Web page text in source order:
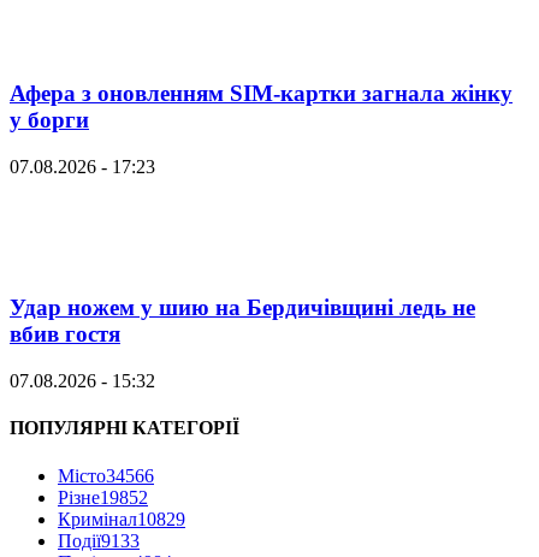
Афера з оновленням SIM-картки загнала жінку
у борги
07.08.2026 - 17:23
Удар ножем у шию на Бердичівщині ледь не
вбив гостя
07.08.2026 - 15:32
ПОПУЛЯРНІ КАТЕГОРІЇ
Місто34566
Різне19852
Кримінал10829
Події9133